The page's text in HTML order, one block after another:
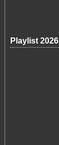
Playlist 2026